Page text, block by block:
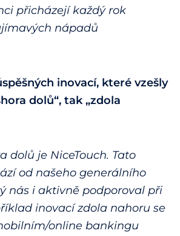
přicházejí každý rok
nápadů
inovací, které vzešly
dolů“, tak „zdola
dolů je NiceTouch. Tato
od našeho generálního
nás i aktivně podporoval při
inovací zdola nahoru se
online bankingu